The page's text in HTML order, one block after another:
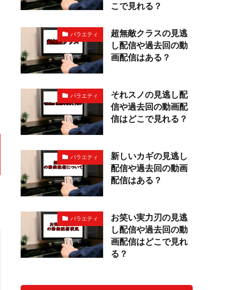
こで見れる？
バラエティ
超無敵クラスの見逃
し配信や過去回の動
画配信はある？
バラエティ
それスノの見逃し配
信や過去回の動画配
信はどこで見れる？
バラエティ
新しいカギの見逃し
配信や過去回の動画
配信はある？
バラエティ
お笑い実力刃の見逃
し配信や過去回の動
画配信はどこで見れ
る？